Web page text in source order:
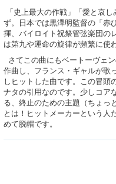
「史上最大の作戦」「愛と哀
ず。日本では黒澤明監督の「赤
揮、バイロイト祝祭管弦楽団の
は第九や運命の旋律が頻繁に使
さてこの曲にもベートーヴェ
作曲し、フランス・ギャルが歌
しヒットした曲です。この冒頭
ナタの引用なのです。少しコア
る、終止のための主題（ちょっ
とは！ヒットメーカーという人
めて脱帽です。